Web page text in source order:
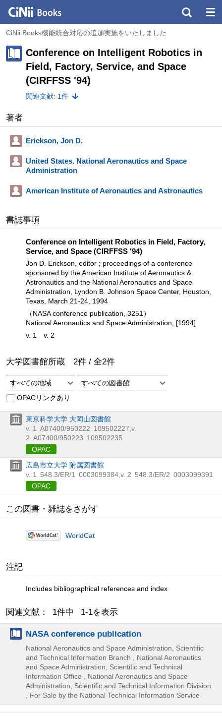
CiNii Books機能統合対応の追加実施をいたしました
Conference on Intelligent Robotics in
Field, Factory, Service, and Space
(CIRFFSS '94)
関連文献: 1件
著者
Erickson, Jon D.
United States. National Aeronautics and Space
Administration
American Institute of Aeronautics and Astronautics
書誌事項
Conference on Intelligent Robotics in Field, Factory,
Service, and Space (CIRFFSS '94)
Jon D. Erickson, editor ; proceedings of a conference
sponsored by the American Institute of Aeronautics &
Astronautics and the National Aeronautics and Space
Administration, Lyndon B. Johnson Space Center, Houston,
Texas, March 21-24, 1994
（NASA conference publication, 3251）
National Aeronautics and Space Administration, [1994]
v. 1
v. 2
大学図書館所蔵 2件 / 全2件
すべての地域
すべての図書館
OPACリンクあり
東京科学大学 大岡山図書館
v. 1
A07400/950222 109502227 v.
2 A07400/950223 109502235
OPAC
広島市立大学 附属図書館
v. 1
548.3/ER/1 0003099384 v. 2 548.3/ER/2 0003099391
OPAC
この図書・雑誌をさがす
WorldCat
注記
Includes bibliographical references and index
関連文献： 1件中 1-1を表示
NASA conference publication
National Aeronautics and Space Administration, Scientific
and Technical Information Branch , National Aeronautics
and Space Administration, Scientific and Technical
Information Office , National Aeronautics and Space
Administration, Scientific and Technical Information Division
, For Sale by the National Technical Information Service